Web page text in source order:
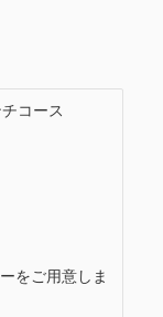
コース
をご用意しま